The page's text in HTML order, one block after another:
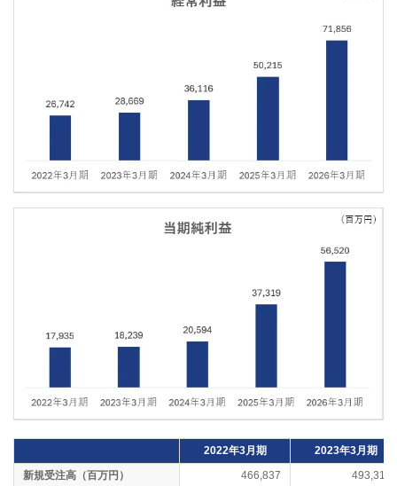
2022年3月期
2023年3月期
新規受注高（百万円）
466,837 493,317